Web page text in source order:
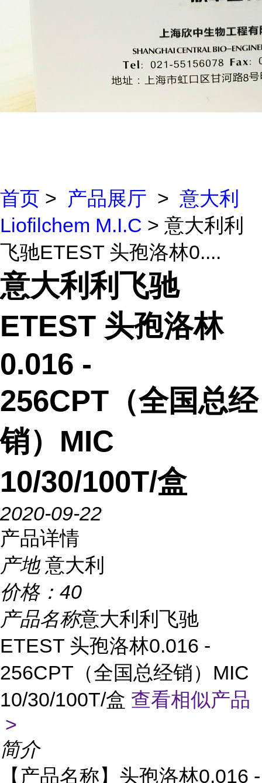
首页 > 产品展厅 > 意大利
Liofilchem M.I.C > 意大利利
飞驰ETEST 头孢洛林0....
意大利利飞驰
ETEST 头孢洛林
0.016 -
256CPT（全国总经
销）MIC
10/30/100T/盒
2020-09-22
产品详情
产地 意大利
价格： 40
产品名称意大利利飞驰
ETEST 头孢洛林0.016 -
256CPT（全国总经销）MIC
10/30/100T/盒 查看相似产品
>
简介
【产品名称】头孢洛林0.016 -